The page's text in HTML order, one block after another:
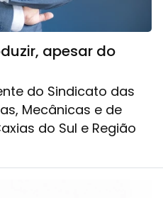
apesar do
do Sindicato das
Mecânicas e de
do Sul e Região